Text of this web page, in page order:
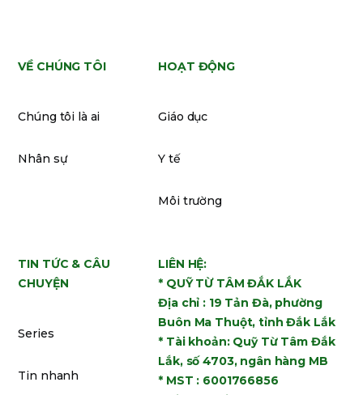
VỀ CHÚNG TÔI
Chúng tôi là ai
Nhân sự
HOẠT ĐỘNG
Giáo dục
Y tế
Môi trường
TIN TỨC & CÂU
CHUYỆN
Series
Tin nhanh
LIÊN HỆ:
* QUỸ TỪ TÂM ĐẮK LẮK
Địa chỉ : 19 Tản Đà, phường
Buôn Ma Thuột, tỉnh Đắk Lắk
* Tài khoản: Quỹ Từ Tâm Đắk
Lắk, số 4703, ngân hàng MB
* MST : 6001766856